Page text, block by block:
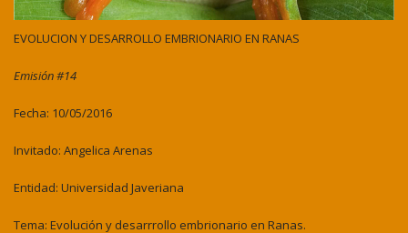
EVOLUCION Y DESARROLLO EMBRIONARIO EN RANAS
Emisión #14
Fecha: 10/05/2016
Invitado: Angelica Arenas
Entidad: Universidad Javeriana
Tema: Evolución y desarrrollo embrionario en Ranas.